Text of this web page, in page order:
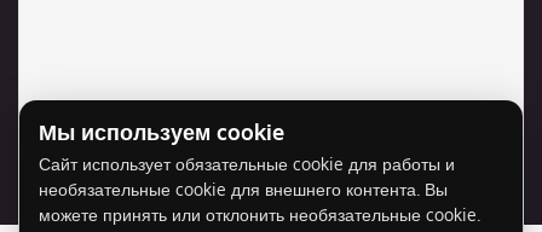
Для отображения карты нужно разрешить
использование cookie для внешнего контента.
Разрешить cookie
Мы используем cookie
Сайт использует обязательные cookie для работы и
необязательные cookie для внешнего контента. Вы
можете принять или отклонить необязательные cookie.